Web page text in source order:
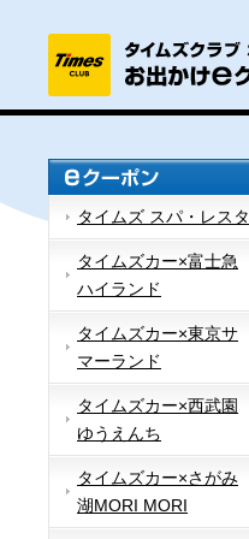
タイムズ スパ・レスタ
タイムズカー×富士急
ハイランド
タイムズカー×東京サ
マーランド
タイムズカー×西武園
ゆうえんち
タイムズカー×さがみ
湖MORI MORI